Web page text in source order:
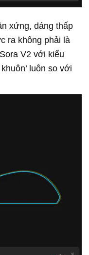
xứng, dáng thấp
ra không phải là
V2 với kiểu
luôn so với